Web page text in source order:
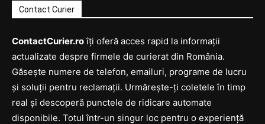
Contact Curier
ContactCurier.roîți oferă acces rapid la informații
actualizate despre firmele de curierat din România.
Găsește numere de telefon, emailuri, programe de lucru
și soluții pentru reclamații. Urmărește-ți coletele în timp
real și descoperă punctele de ridicare automate
disponibile. Totul într-un singur loc pentru o experiență